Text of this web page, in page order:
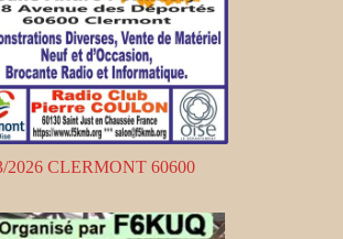
2026 CLERMONT 60600